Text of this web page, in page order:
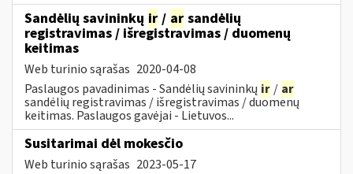
Sandėlių savininkų ir / ar sandėlių
registravimas / išregistravimas / duomenų
keitimas
Web turinio sąrašas 2020-04-08
Paslaugos pavadinimas - Sandėlių savininkų ir / ar
sandėlių registravimas / išregistravimas / duomenų
keitimas. Paslaugos gavėjai - Lietuvos...
Susitarimai dėl mokesčio
Web turinio sąrašas 2023-05-17